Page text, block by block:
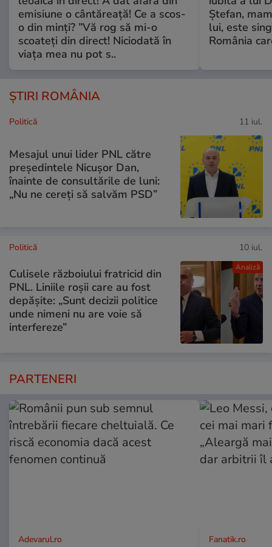
emisiune o cântăreață! Ce a scos-
o din minți? ”Vă rog să mi-o
scoateți din direct! Niciodată în
viața mea nu pot s..
Ștefan,
lui, este
România
ȘTIRI ROMÂNIA
Politică 11 iul.
Mesajul unui lider PNL către
președintele Nicușor Dan,
înainte de consultările de luni:
„Nu ne cereți să salvăm PSD”
Analiză
Politică 10 iul.
Culisele războiului fratricid din
PNL. Liniile roșii care au fost
depășite: „Sunt decizii politice
unde nimeni nu are voie să
interfereze”
PARTENERI
Adevarul.ro Fanatik.ro